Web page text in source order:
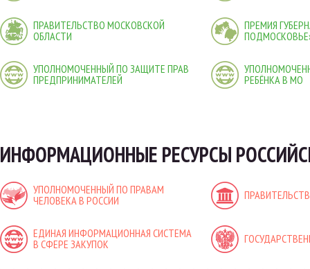
ПРАВИТЕЛЬСТВО МОСКОВСКОЙ
ОБЛАСТИ
ПРЕМИЯ
УПОЛНОМОЧЕННЫЙ ПО ЗАЩИТЕ ПРАВ
ПРЕДПРИНИМАТЕЛЕЙ
РЕБЁНКА В МО
ИНФОРМАЦИОННЫЕ РЕСУРСЫ
УПОЛНОМОЧЕННЫЙ ПО ПРАВАМ
ЧЕЛОВЕКА В РОССИИ
ЕДИНАЯ ИНФОРМАЦИОННАЯ СИСТЕМА
В СФЕРЕ ЗАКУПОК